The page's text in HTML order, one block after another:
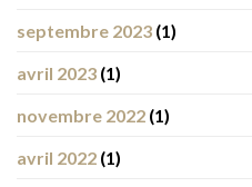
septembre 2023 (1)
avril 2023 (1)
novembre 2022 (1)
avril 2022 (1)